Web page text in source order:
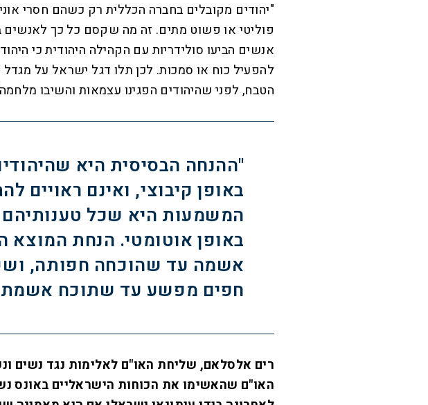
"יהודים מקובלים בחברה הכללית רק כשהם חסרי
אנשים הביעו סולידריות עם הקהילה היהודית כי
להפעיל כוח או סמכות. לכן תלו דגל ישראל על
הטבח, לפני שהיהודים הפגינו עצמאות והשיבו
"ההנחה הבסיסית היא
באופן קיבוצי, ואינם ראויים
המשמעות היא שכל
באופן אוטומטי. הנחת המוצא
אשמה עד שהוכחה חפותה,
חפים מפשע עד שתוכח
רים אלסלאם, שליחת האו"ם לאלימות נגד נשים
האו"ם שהאשימו את הכוחות הישראליים באונס